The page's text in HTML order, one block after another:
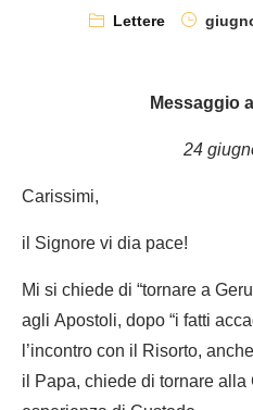
Lettere
Messaggio
24
Carissimi,
il Signore vi dia pace!
Mi si chiede di “tornare a
agli Apostoli, dopo “i fatti
l’incontro con il Risorto,
il Papa, chiede di tornare